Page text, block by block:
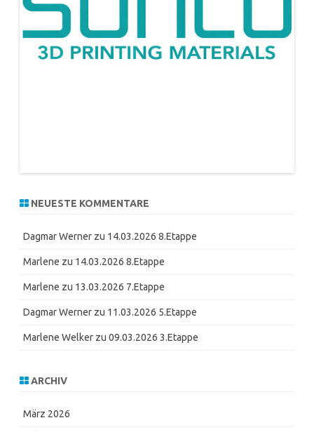
NEUESTE KOMMENTARE
Dagmar Werner zu 14.03.2026 8.Etappe
Marlene zu 14.03.2026 8.Etappe
Marlene zu 13.03.2026 7.Etappe
Dagmar Werner zu 11.03.2026 5.Etappe
Marlene Welker zu 09.03.2026 3.Etappe
ARCHIV
März 2026